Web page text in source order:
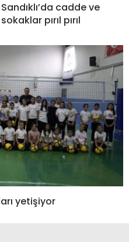
Sandıklı’da cadde ve
sokaklar pırıl pırıl
yetişiyor